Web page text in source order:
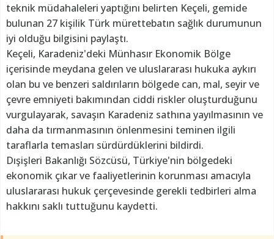
teknik müdahaleleri yaptığını belirten Keçeli, gemide
bulunan 27 kişilik Türk mürettebatın sağlık durumunun
iyi olduğu bilgisini paylaştı.
Keçeli, Karadeniz'deki Münhasır Ekonomik Bölge
içerisinde meydana gelen ve uluslararası hukuka aykırı
olan bu ve benzeri saldırıların bölgede can, mal, seyir ve
çevre emniyeti bakımından ciddi riskler oluşturduğunu
vurgulayarak, savaşın Karadeniz sathına yayılmasının ve
daha da tırmanmasının önlenmesini teminen ilgili
taraflarla temasları sürdürdüklerini bildirdi.
Dışişleri Bakanlığı Sözcüsü, Türkiye'nin bölgedeki
ekonomik çıkar ve faaliyetlerinin korunması amacıyla
uluslararası hukuk çerçevesinde gerekli tedbirleri alma
hakkını saklı tuttuğunu kaydetti.